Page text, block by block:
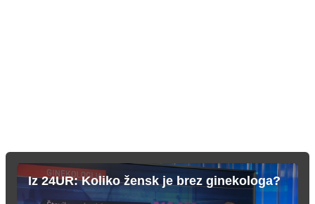
Iz 24UR: Koliko žensk je brez ginekologa?